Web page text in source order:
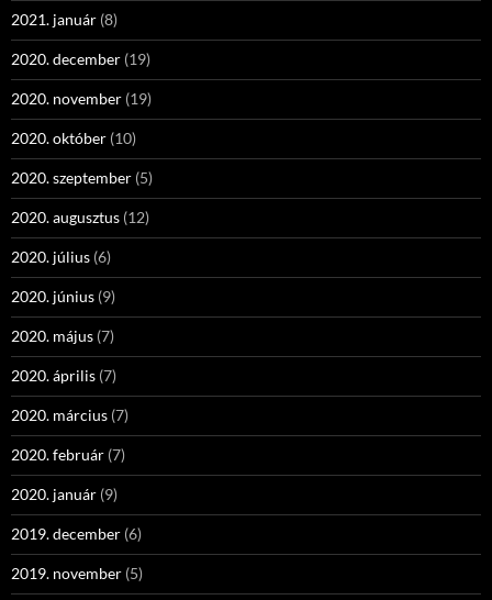
2021. január (8)
2020. december (19)
2020. november (19)
2020. október (10)
2020. szeptember (5)
2020. augusztus (12)
2020. július (6)
2020. június (9)
2020. május (7)
2020. április (7)
2020. március (7)
2020. február (7)
2020. január (9)
2019. december (6)
2019. november (5)